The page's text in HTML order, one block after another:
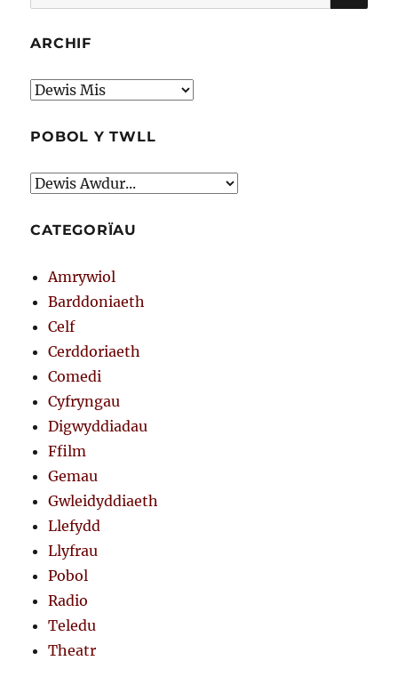
am:
ARCHIF
Archif
POBOL Y TWLL
CATEGORÏAU
Amrywiol
Barddoniaeth
Celf
Cerddoriaeth
Comedi
Cyfryngau
Digwyddiadau
Ffilm
Gemau
Gwleidyddiaeth
Llefydd
Llyfrau
Pobol
Radio
Teledu
Theatr